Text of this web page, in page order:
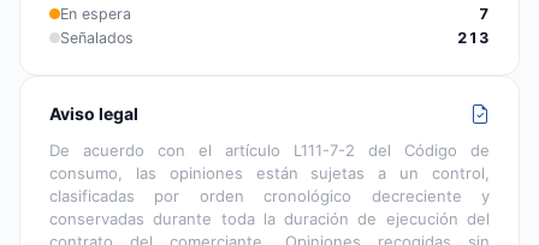
En espera
7
Señalados
213
Aviso legal
De acuerdo con el artículo L111-7-2 del Código de
consumo, las opiniones están sujetas a un control,
clasificadas por orden cronológico decreciente y
conservadas durante toda la duración de ejecución del
contrato del comerciante. Opiniones recogidas sin